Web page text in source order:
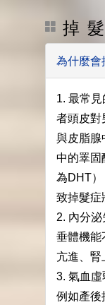
掉 髮
為什麼會
1. 最常
者頭皮對
與皮脂腺
中的睪固
為DHT
致掉髮症
2. 內分
垂體機能
亢進、腎
3. 氣血虛
例如產後